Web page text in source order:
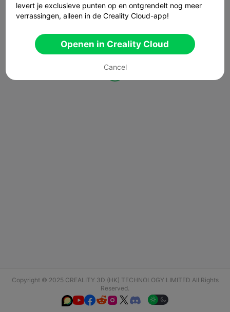
Copyright © 2025 CREALITY 3D (HK) TECHNOLOGY LIMITED All Rights
Reserved.
  
levert je exclusieve punten op en ontgrendelt nog meer
verrassingen, alleen in de Creality Cloud-app!
Openen in Creality Cloud
Cancel